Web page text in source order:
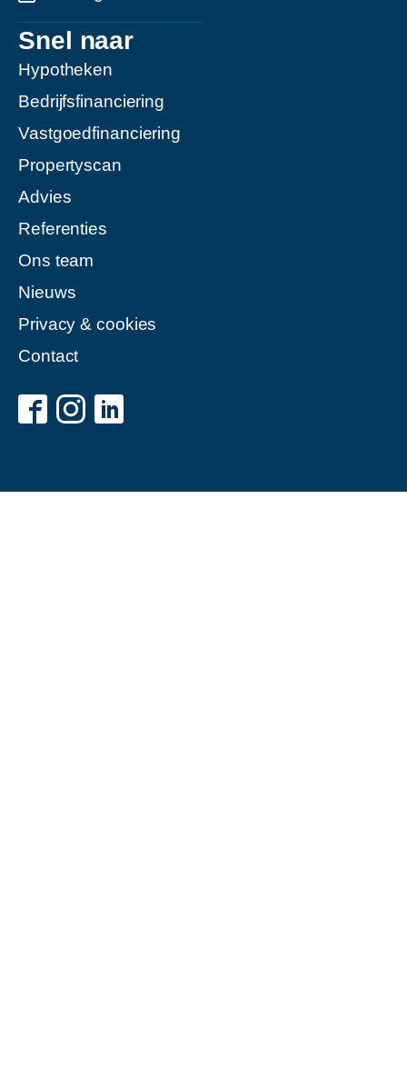
Snel naar
Hypotheken
Bedrijfsfinanciering
Vastgoedfinanciering
Propertyscan
Advies
Referenties
Ons team
Nieuws
Privacy & cookies
Contact